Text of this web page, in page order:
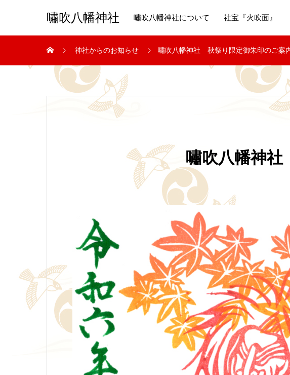
嘯吹八幡神社 嘯吹八幡神社について 社宝『火吹面』
神社からのお知らせ 嘯吹八幡神社 秋祭り限定御朱印のご案
嘯吹八幡神